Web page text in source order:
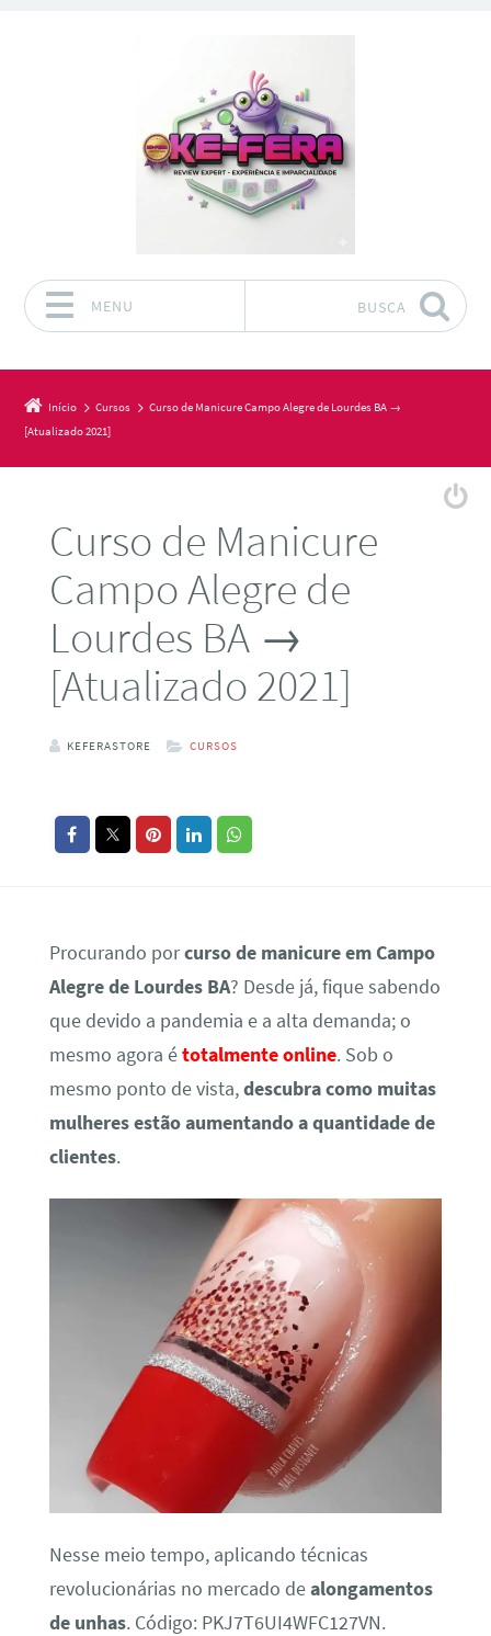
MENU BUSCA
Início Cursos
Curso de Manicure Campo Alegre de Lourdes BA →
[Atualizado 2021]
Curso de Manicure
Campo Alegre de
Lourdes BA →
[Atualizado 2021]
KEFERASTORE CURSOS
Procurando porcurso de manicure em Campo
Alegre de Lourdes BA? Desde já, fique sabendo
que devido a pandemia e a alta demanda; o
mesmo agora étotalmente online. Sob o
mesmo ponto de vista,descubra como muitas
mulheres estão aumentando a quantidade de
clientes.
Nesse meio tempo, aplicando técnicas
revolucionárias no mercado dealongamentos
de unhas. Código: PKJ7T6UI4WFC127VN.